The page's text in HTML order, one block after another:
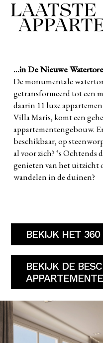
...in De Nieuwe
De monumentale
getransformeerd tot een
daarin 11 luxe
Villa Maris, komt een
appartementengebouw.
beschikbaar, op
al voor zich? ‘s Ochtends
genieten van het uitzicht
wandelen in de duinen?
BEKIJK HET
BEKIJK DE